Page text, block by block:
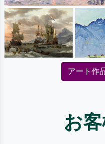
アート作
お